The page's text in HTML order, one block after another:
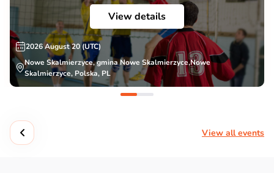
View details
2026 August 20 (UTC)
Nowe Skalmierzyce, gmina Nowe Skalmierzyce,Nowe
Skalmierzyce, Polska, PL
View all events